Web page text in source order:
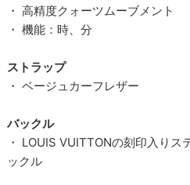
・ 高精度クォーツムーブメント
・ 機能：時、分
ストラップ
・ ベージュカーフレザー
バックル
・ LOUIS VUITTONの刻印入り
ックル